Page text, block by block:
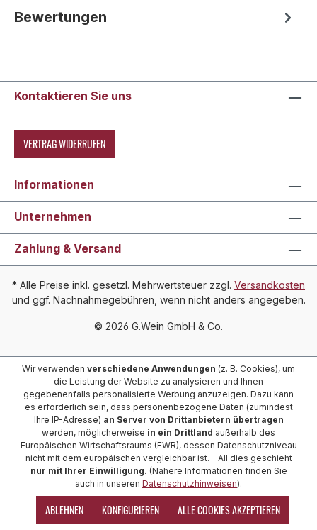
Bewertungen
Kontaktieren Sie uns
VERTRAG WIDERRUFEN
Informationen
Unternehmen
Zahlung & Versand
* Alle Preise inkl. gesetzl. Mehrwertsteuer zzgl. Versandkosten
und ggf. Nachnahmegebühren, wenn nicht anders angegeben.
© 2026 G.Wein GmbH & Co.
Wir verwenden verschiedene Anwendungen (z. B. Cookies), um
die Leistung der Website zu analysieren und Ihnen
gegebenenfalls personalisierte Werbung anzuzeigen. Dazu kann
es erforderlich sein, dass personenbezogene Daten (zumindest
Ihre IP-Adresse) an Server von Drittanbietern übertragen
werden, möglicherweise in ein Drittland außerhalb des
Europäischen Wirtschaftsraums (EWR), dessen Datenschutzniveau
nicht mit dem europäischen vergleichbar ist. - All dies geschieht
nur mit Ihrer Einwilligung. (Nähere Informationen finden Sie
auch in unseren Datenschutzhinweisen).
ABLEHNEN KONFIGURIEREN ALLE COOKIES AKZEPTIEREN